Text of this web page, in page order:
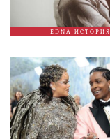
EDNA ИСТОРИЯ